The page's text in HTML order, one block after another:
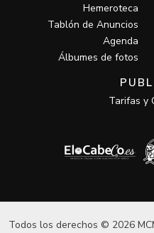
Hemeroteca
Tablón de Anuncios
Agenda
Álbumes de fotos
Tarifas y
Todos los derechos © 2026